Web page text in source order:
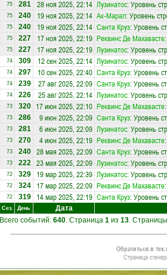
75 281 28 ноя 2025, 22:14 Лузинатос: Уровень
75 240 19 ноя 2025, 22:14 Ак-Марал: Уровень
75 240 19 ноя 2025, 22:14 Санта Круз: Уровень
75 227 17 ноя 2025, 22:19 Реквинс Де Махавасте
75 227 17 ноя 2025, 22:19 Лузинатос: Уровень
74 309 12 сен 2025, 22:14 Лузинатос: Уровень
74 297 10 сен 2025, 22:40 Санта Круз: Уровень
74 239 27 авг 2025, 22:09 Санта Круз: Уровень
74 226 25 авг 2025, 22:14 Лузинатос: Уровень
73 320 17 июн 2025, 22:10 Реквинс Де Махавасте
73 286 9 июн 2025, 22:09 Санта Круз: Уровень
73 281 6 июн 2025, 22:09 Лузинатос: Уровень
73 270 4 июн 2025, 22:19 Реквинс Де Махавасте
73 240 28 мая 2025, 22:09 Санта Круз: Уровень
73 222 23 мая 2025, 22:09 Лузинатос: Уровень
72 329 19 мар 2025, 22:39 Лузинатос: Уровень
72 324 17 мар 2025, 22:09 Реквинс Де Махавасте
72 319 14 мар 2025, 22:19 Санта Круз: Уровень
Сез. День Дата
Всего событий: 640. Страница 1 из 13.
Обратиться в
Страница